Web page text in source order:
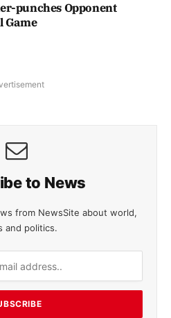
punches Opponent
Game
to News
from NewsSite about world,
and politics.